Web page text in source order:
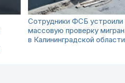
Сотрудники ФСБ устроили
массовую проверку
в Калининградской области